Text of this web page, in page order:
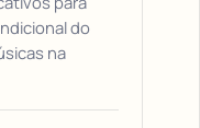
do
na